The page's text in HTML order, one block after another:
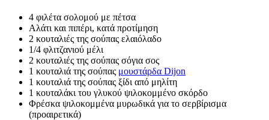
4 φιλέτα σολομού με πέτσα
Αλάτι και πιπέρι, κατά προτίμηση
2 κουταλιές της σούπας ελαιόλαδο
1/4 φλιτζανιού μέλι
2 κουταλιές της σούπας σόγια σος
1 κουταλιά της σούπας μουστάρδα Dijon
1 κουταλιά της σούπας ξίδι από μηλίτη
1 κουταλάκι του γλυκού ψιλοκομμένο σκόρδο
Φρέσκα ψιλοκομμένα μυρωδικά για το σερβίρισμα
(προαιρετικά)